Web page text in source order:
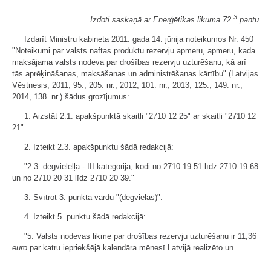
Izdoti saskaņā ar Enerģētikas likuma 72.3 pantu
Izdarīt Ministru kabineta 2011. gada 14. jūnija noteikumos Nr. 450
"Noteikumi par valsts naftas produktu rezervju apmēru, apmēru, kādā
maksājama valsts nodeva par drošības rezervju uzturēšanu, kā arī
tās aprēķināšanas, maksāšanas un administrēšanas kārtību" (Latvijas
Vēstnesis, 2011, 95., 205. nr.; 2012, 101. nr.; 2013, 125., 149. nr.;
2014, 138. nr.) šādus grozījumus:
1. Aizstāt 2.1. apakšpunktā skaitli "2710 12 25" ar skaitli "2710 12
21".
2. Izteikt 2.3. apakšpunktu šādā redakcijā:
"2.3. degvieleļļa - III kategorija, kodi no 2710 19 51 līdz 2710 19 68
un no 2710 20 31 līdz 2710 20 39."
3. Svītrot 3. punktā vārdu "(degvielas)".
4. Izteikt 5. punktu šādā redakcijā:
"5. Valsts nodevas likme par drošības rezervju uzturēšanu ir 11,36
euro par katru iepriekšējā kalendāra mēnesī Latvijā realizēto un